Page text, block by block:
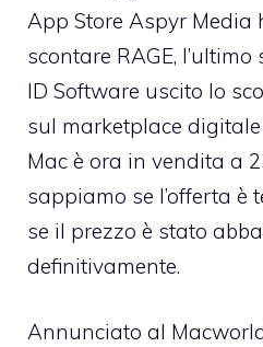
App Store Aspyr Media
scontare RAGE,
ID Software uscito lo
sul marketplace
Mac è ora in vendita a
sappiamo se l’offerta è
se il prezzo è stato
definitivamente.
Annunciato al